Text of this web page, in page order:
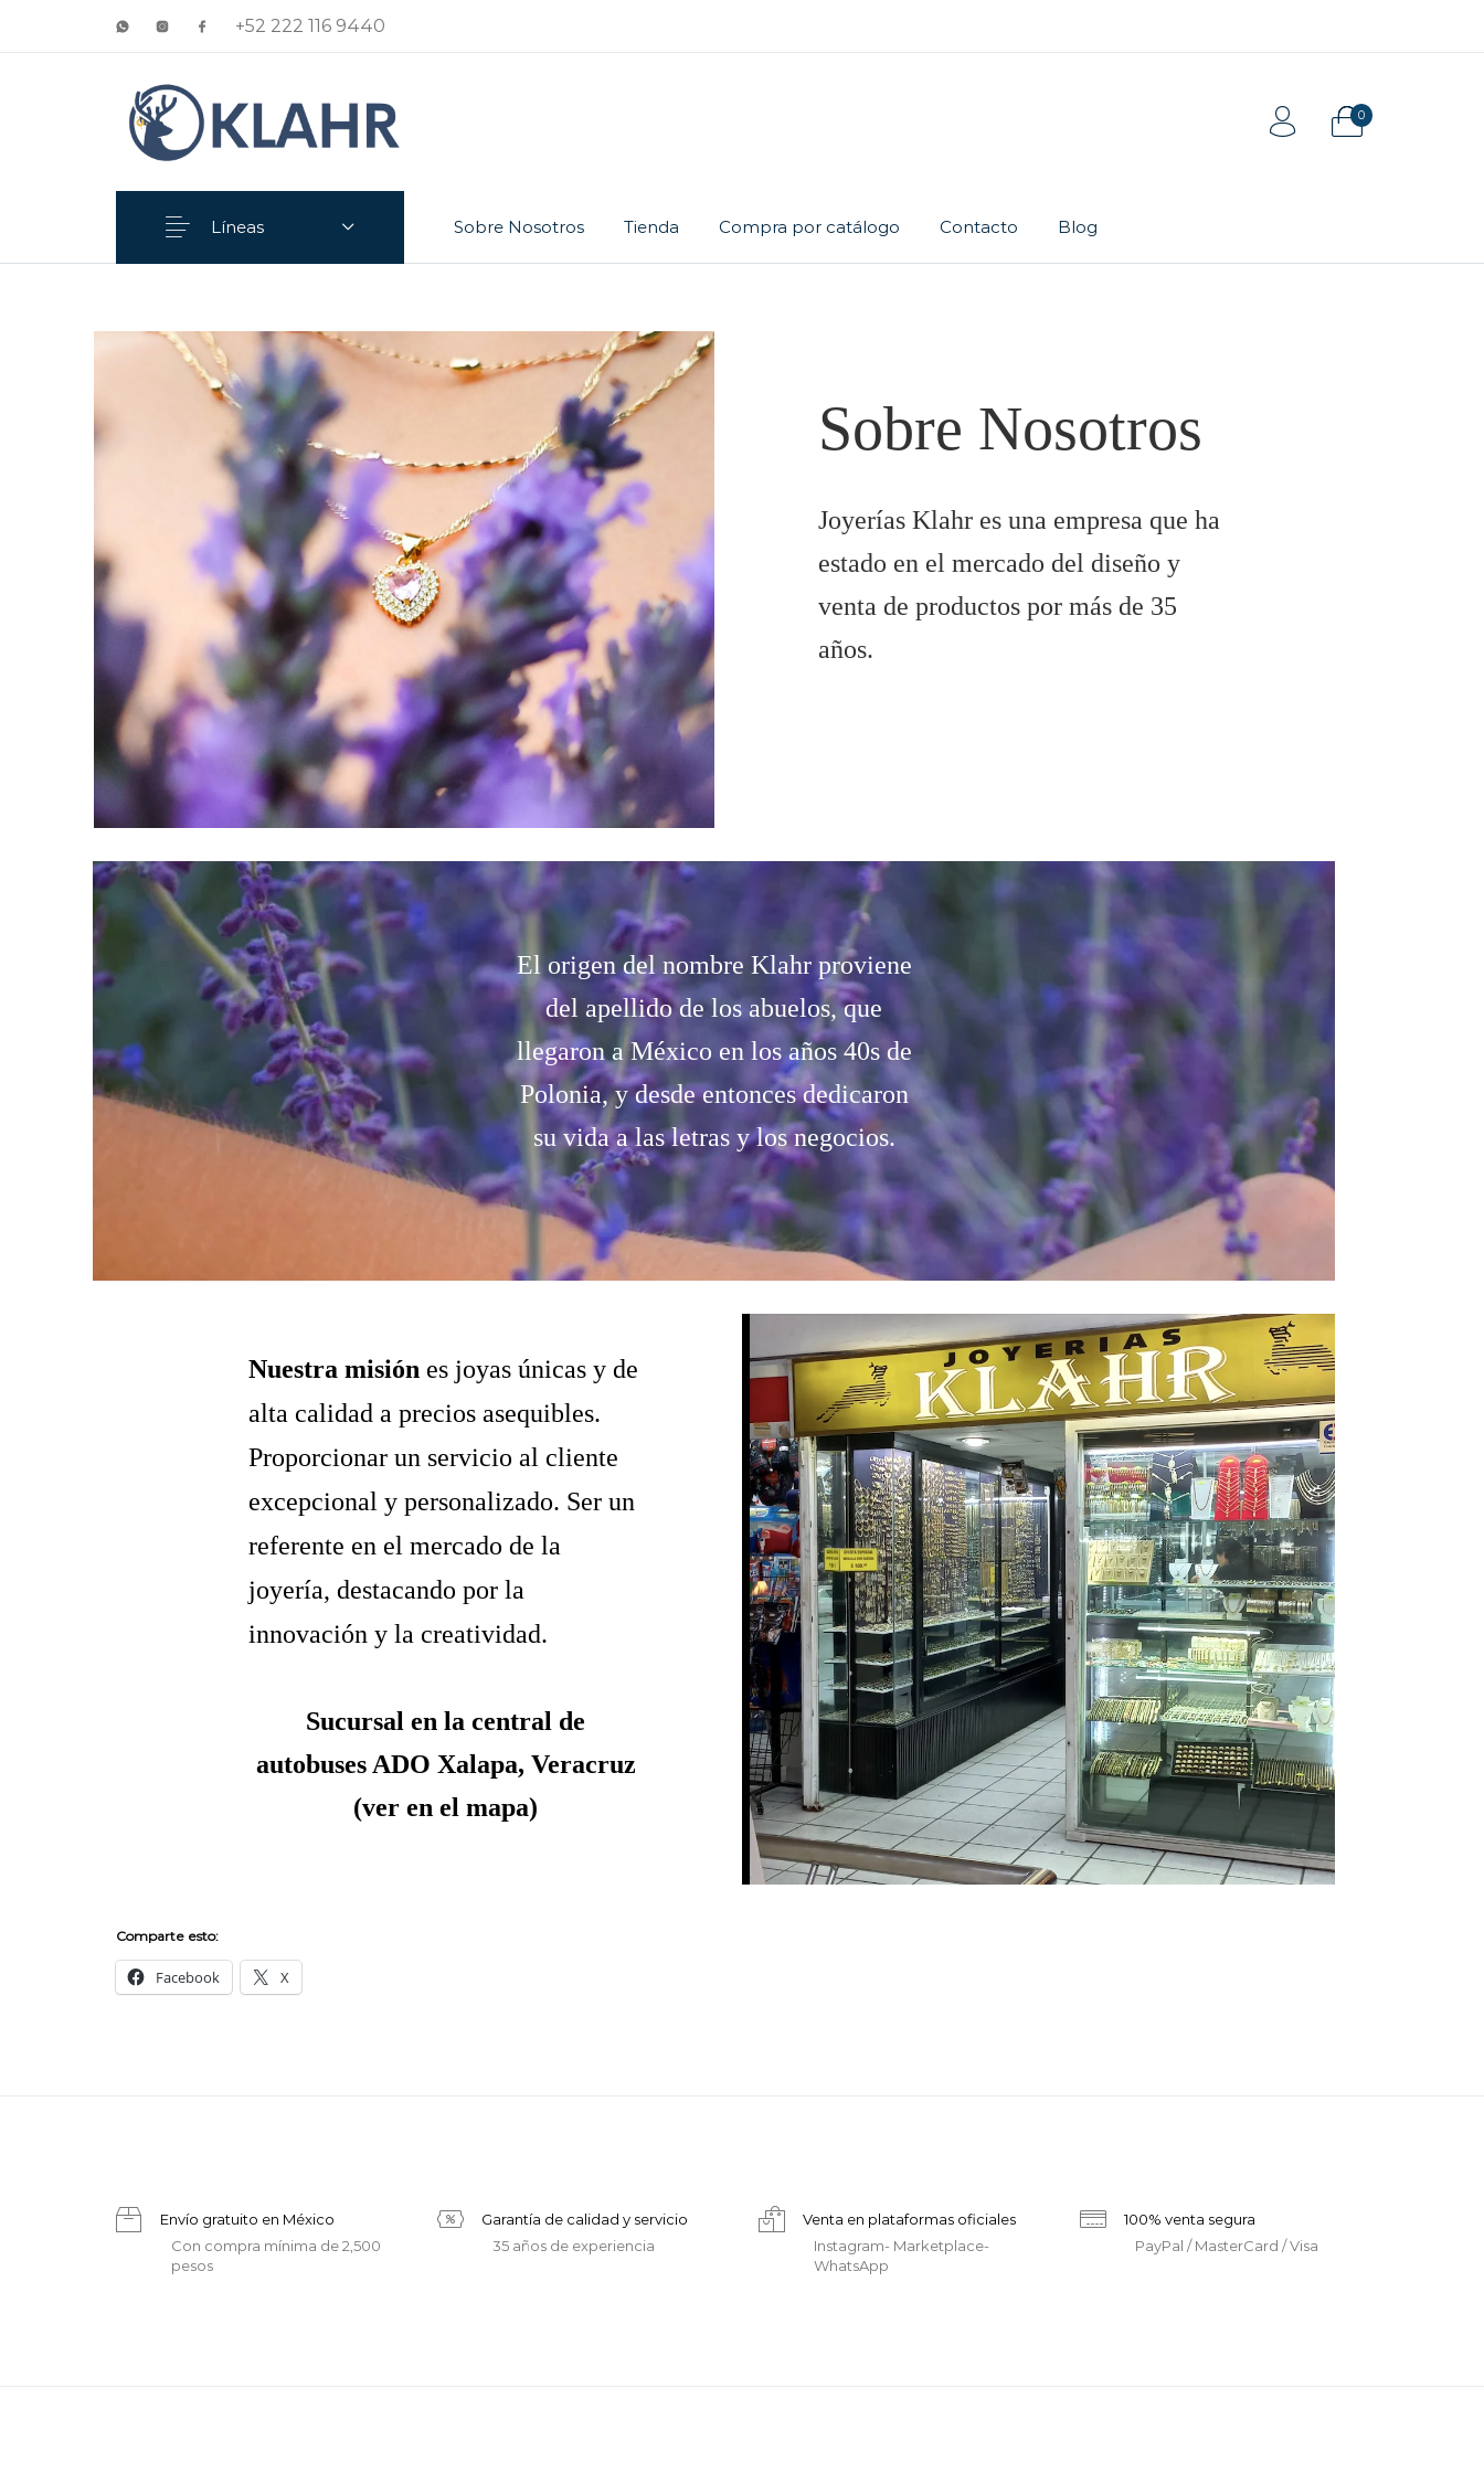
+52 222 116 9440
0
Sobre Nosotros Tienda Compra por catálogo Contacto Blog
Líneas
Sobre Nosotros
Joyerías Klahres una empresa que ha
estado en el mercado del diseño y
venta de productos por más de 35
años.
El origen del nombre Klahr proviene
del apellido de los abuelos, que
llegaron a México en los años 40s de
Polonia, y desde entonces dedicaron
su vida a las letras y los negocios.
Nuestra misión es joyas únicas y de
alta calidad a precios asequibles.
Proporcionar un servicio al cliente
excepcional y personalizado. Ser un
referente en el mercado de la
joyería, destacando por la
innovación y la creatividad.
Sucursal en la central de
autobuses ADO Xalapa, Veracruz
(ver en el mapa)
Comparte esto:
Facebook X
Envío gratuito en México
Con compra mínima de 2,500
pesos
Garantía de calidad y servicio
35 años de experiencia
Venta en plataformas oficiales
Instagram- Marketplace-
WhatsApp
100% venta segura
PayPal / MasterCard / Visa